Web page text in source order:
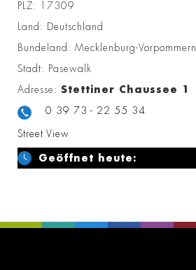
PLZ: 17309
Land: Deutschland
Bundeland: Mecklenburg-Vorpommern
Stadt: Pasewalk
Adresse: Stettiner Chaussee 1
0 39 73 - 22 55 34
Street View
Geöffnet heute: